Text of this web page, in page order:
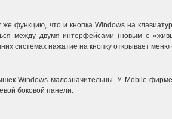
функцию, что и кнопка Windows на
между двумя интерфейсами (новым с
системах нажатие на кнопку открывает меню
Windows малозначительны. У Mobile
боковой панели.